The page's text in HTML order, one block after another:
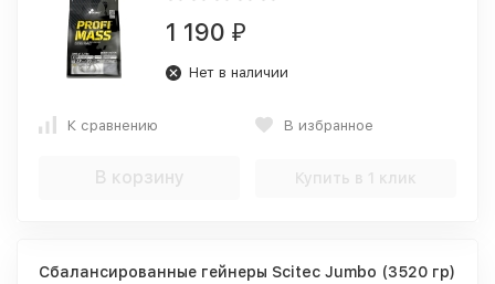
1 190 ₽
Нет в наличии
К сравнению В избранное
В корзину Купить в 1 клик
Сбалансированные гейнеры Scitec Jumbo (3520 гр)